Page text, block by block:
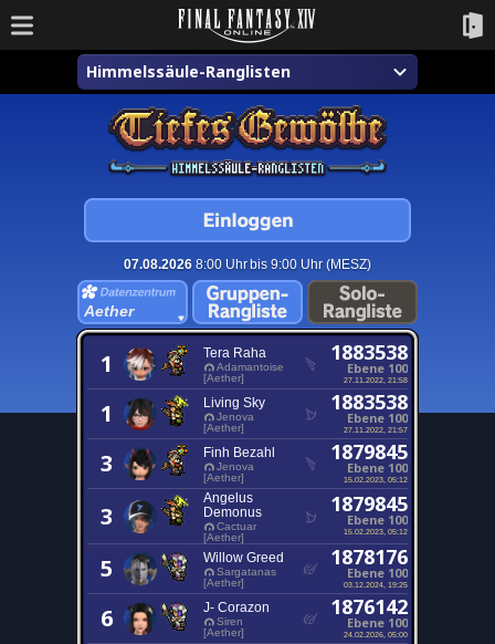
Himmelssäule-Ranglisten
07.08.20268:00 Uhr bis 9:00 Uhr (MESZ)
Aether
1 Tera Raha
Adamantoise
[Aether]
1883538
Ebene 100
27.11.2022, 21:58
1 Living Sky
Jenova
[Aether]
1883538
Ebene 100
27.11.2022, 21:57
3 Finh Bezahl
Jenova
[Aether]
1879845
Ebene 100
15.02.2023, 05:12
3
Angelus
Demonus
Cactuar
[Aether]
1879845
Ebene 100
15.02.2023, 05:12
5 Willow Greed
Sargatanas
[Aether]
1878176
Ebene 100
03.12.2024, 19:25
6 J- Corazon
Siren
[Aether]
1876142
Ebene 100
24.02.2026, 05:00